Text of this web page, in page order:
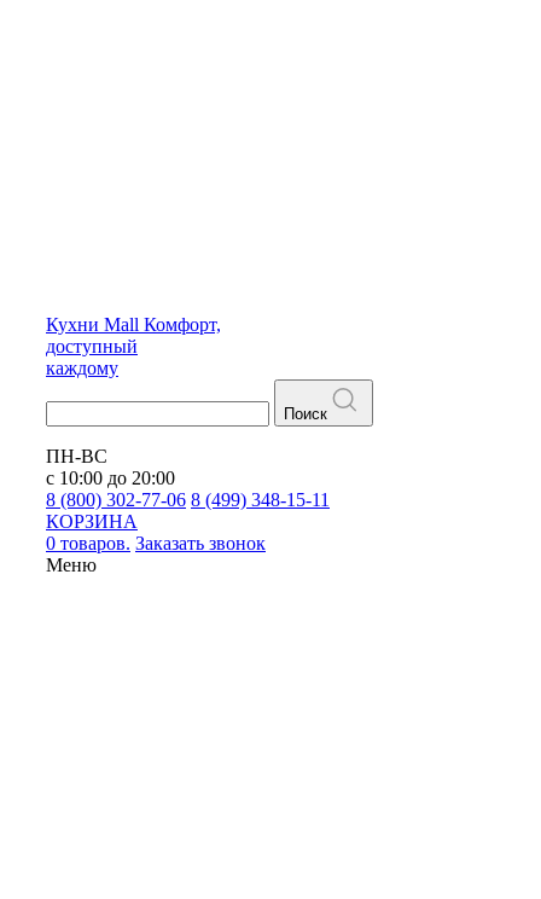
Кухни Mall Комфорт,
доступный
каждому
Поиск
ПН-ВС
с 10:00 до 20:00
8 (800) 302-77-06 8 (499) 348-15-11
КОРЗИНА
0 товаров. Заказать звонок
Меню